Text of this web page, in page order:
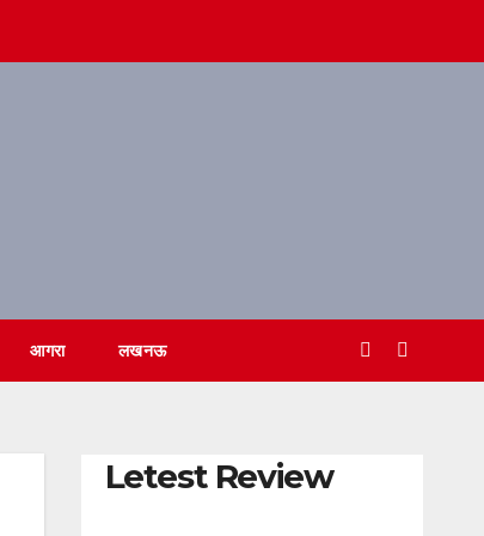
आगरा लखनऊ
Letest Review